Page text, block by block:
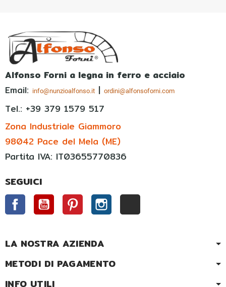
Alfonso Forni a legna in ferro e acciaio
Email: info@nunzioalfonso.it | ordini@alfonsoforni.com
Tel.: +39 379 1579 517
Zona Industriale Giammoro
98042 Pace del Mela (ME)
Partita IVA: IT03655770836
SEGUICI
FacebookYouTube PinterestInstagram
LA NOSTRA AZIENDA
METODI DI PAGAMENTO
INFO UTILI